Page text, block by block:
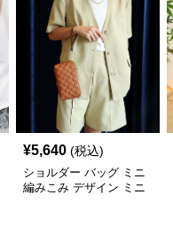
¥5,640 (税込)
ショルダー バッグ ミニ
編みこみ デザイン ミニ